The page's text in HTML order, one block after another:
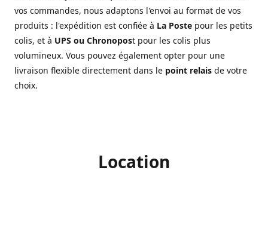
vos commandes, nous adaptons l'envoi au format de vos
produits : l'expédition est confiée à La Poste pour les petits
colis, et à UPS ou Chronopost pour les colis plus
volumineux. Vous pouvez également opter pour une
livraison flexible directement dans le point relais de votre
choix.
Location